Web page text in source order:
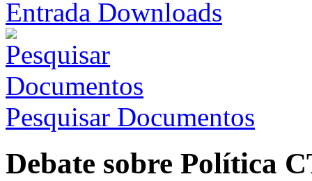
Entrada Downloads
Pesquisar Documentos
Debate sobre Política